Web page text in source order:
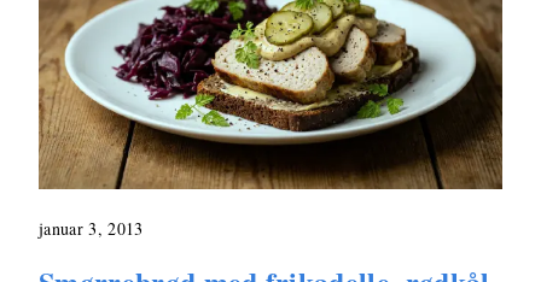
januar 3, 2013